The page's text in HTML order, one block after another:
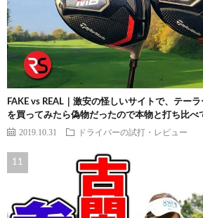
FAKE vs REAL｜激安の怪しいサイトで、テー
を買ってみたら偽物だったので本物と打ち比べ
2019.10.31 ドライバーの試打・レビュー